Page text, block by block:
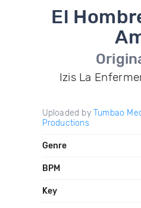
El
Izis La
Uploaded by Tumbao
Productions
Genre
BPM
Key